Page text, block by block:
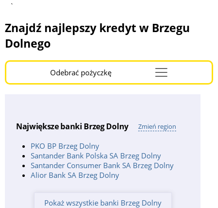
`
Znajdź najlepszy kredyt w Brzegu
Dolnego
Odebrać pożyczkęMenu
Burger
Największe banki Brzeg Dolny Zmień region
PKO BP Brzeg Dolny
Santander Bank Polska SA Brzeg Dolny
Santander Consumer Bank SA Brzeg Dolny
Alior Bank SA Brzeg Dolny
Pokaż wszystkie banki Brzeg Dolny